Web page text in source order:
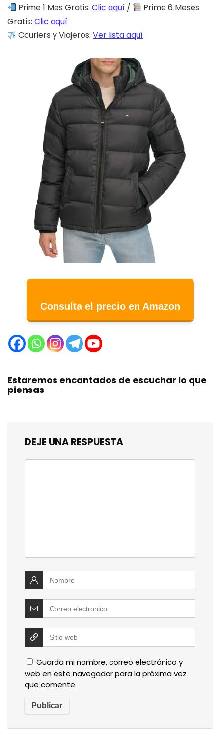
Prime 1 Mes Gratis:Clic aquí /
Prime 6 Meses
Gratis: Clic aquí
Couriers y Viajeros:Ver lista aquí
Consulta el precio en Amazon
Estaremos encantados de escuchar lo que
piensas
DEJE UNA RESPUESTA
Guarda mi nombre, correo electrónico y
web en este navegador para la próxima vez
que comente.